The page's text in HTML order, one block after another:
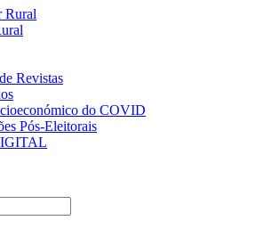
Rural
Revistas
do COVID
Pós-Eleitorais